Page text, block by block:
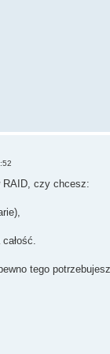
RAID, czy chcesz:
tego